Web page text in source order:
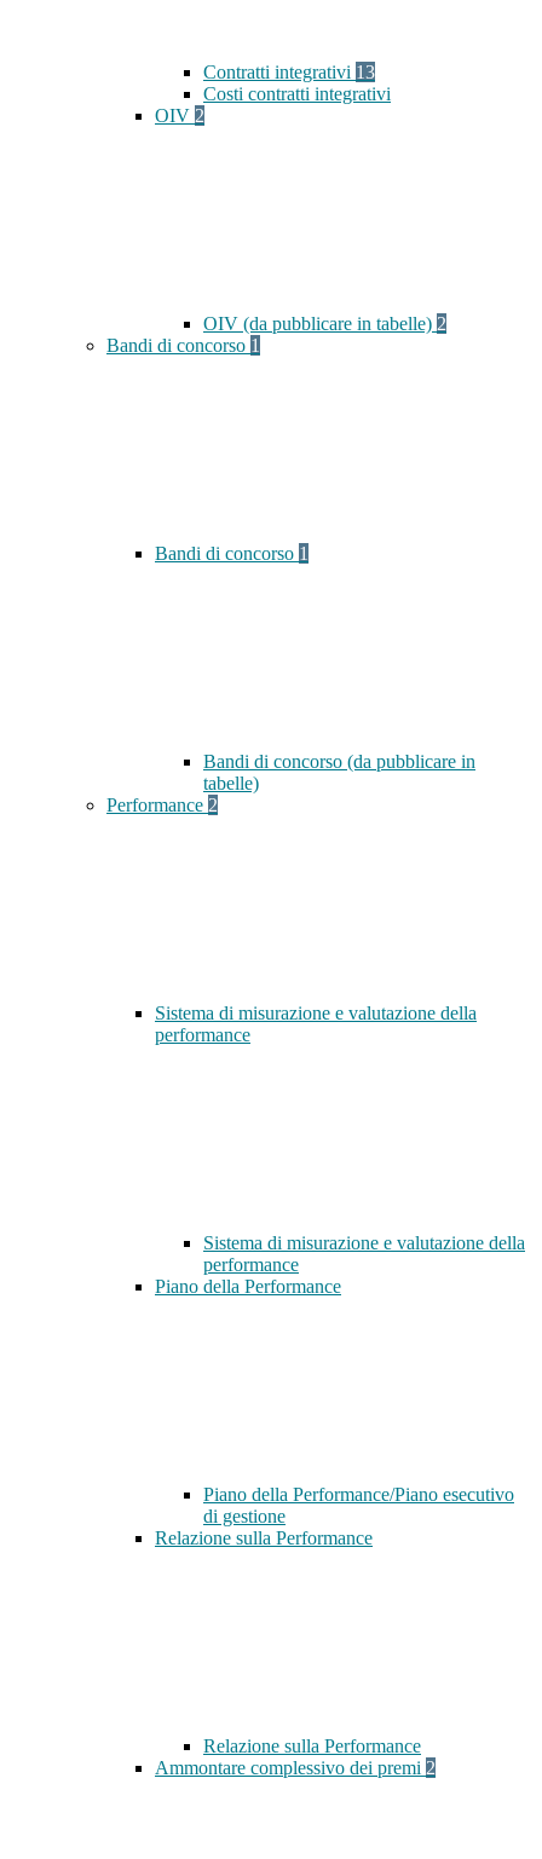
Contratti integrativi 13
Costi contratti integrativi
OIV 2
OIV (da pubblicare in tabelle) 2
Bandi di concorso 1
Bandi di concorso 1
Bandi di concorso (da pubblicare in
tabelle)
Performance 2
Sistema di misurazione e valutazione della
performance
Sistema di misurazione e valutazione della
performance
Piano della Performance
Piano della Performance/Piano esecutivo
di gestione
Relazione sulla Performance
Relazione sulla Performance
Ammontare complessivo dei premi 2